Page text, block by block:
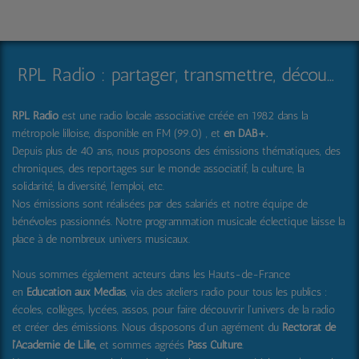
RPL Radio : partager, transmettre, découvrir et surprendre
RPL Radio est une radio locale associative créée en 1982 dans la
métropole lilloise, disponible en FM (99.0) , et en DAB+.
Depuis plus de 40 ans, nous proposons des émissions thématiques, des
chroniques, des reportages sur le monde associatif, la culture, la
solidarité, la diversité, l'emploi, etc.
Nos émissions sont réalisées par des salariés et notre équipe de
bénévoles passionnés. Notre programmation musicale éclectique laisse la
place à de nombreux univers musicaux.
Nous sommes également acteurs dans les Hauts-de-France
en Education aux Médias, via des ateliers radio pour tous les publics :
écoles, collèges, lycées, assos, pour faire découvrir l'univers de la radio
et créer des émissions. Nous disposons d'un agrément du Rectorat de
l'Académie de Lille, et sommes agréés Pass Culture.